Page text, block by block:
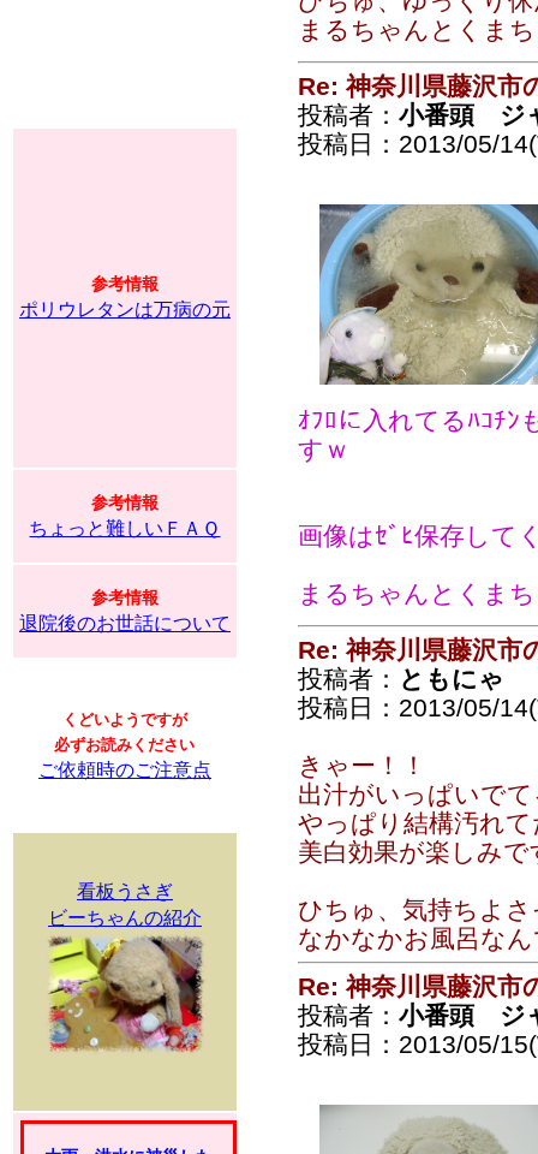
参考情報
ポリウレタンは万病の元
参考情報
ちょっと難しいＦＡＱ
参考情報
退院後のお世話について
くどいようですが
必ずお読みください
ご依頼時のご注意点
看板うさぎ
ビーちゃんの紹介
まるちゃんとくま
Re: 神奈川県藤沢市
投稿者： 小番頭 ジ
投稿日：2013/05/
ｵﾌﾛに入れてるﾊｺﾁﾝ
すｗ
画像はｾﾞﾋ保存して
まるちゃんとくま
Re: 神奈川県藤沢市
投稿者： ともにゃ
投稿日：2013/05/
きゃー！！
出汁がいっぱいで
やっぱり結構汚れ
美白効果が楽しみで
ひちゅ、気持ちよ
なかなかお風呂な
Re: 神奈川県藤沢市
投稿者： 小番頭 ジ
投稿日：2013/05/